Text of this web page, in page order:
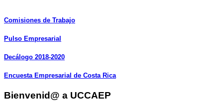
Comisiones de Trabajo
Pulso Empresarial
Decálogo 2018-2020
Encuesta Empresarial de Costa Rica
Bienvenid@ a UCCAEP